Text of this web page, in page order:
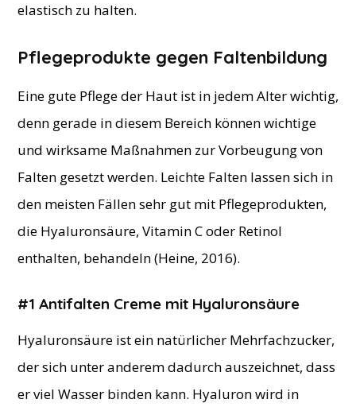
elastisch zu halten.
Pflegeprodukte gegen Faltenbildung
Eine gute Pflege der Haut ist in jedem Alter wichtig,
denn gerade in diesem Bereich können wichtige
und wirksame Maßnahmen zur Vorbeugung von
Falten gesetzt werden. Leichte Falten lassen sich in
den meisten Fällen sehr gut mit Pflegeprodukten,
die Hyaluronsäure, Vitamin C oder Retinol
enthalten, behandeln (Heine, 2016).
#1 Antifalten Creme mit Hyaluronsäure
Hyaluronsäure ist ein natürlicher Mehrfachzucker,
der sich unter anderem dadurch auszeichnet, dass
er viel Wasser binden kann. Hyaluron wird in